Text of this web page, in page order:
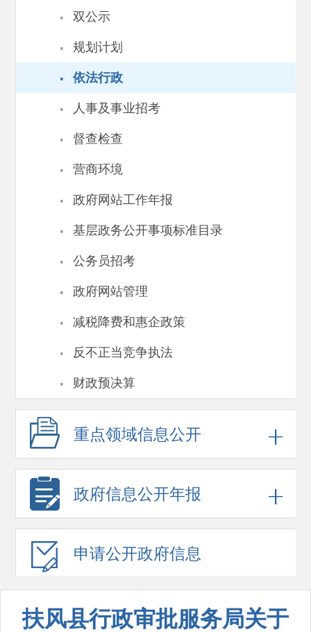
· 双公示
· 规划计划
· 依法行政
· 人事及事业招考
· 督查检查
· 营商环境
· 政府网站工作年报
· 基层政务公开事项标准目录
· 公务员招考
· 政府网站管理
· 减税降费和惠企政策
· 反不正当竞争执法
· 财政预决算
重点领域信息公开
政府信息公开年报
申请公开政府信息
扶风县行政审批服务局关于